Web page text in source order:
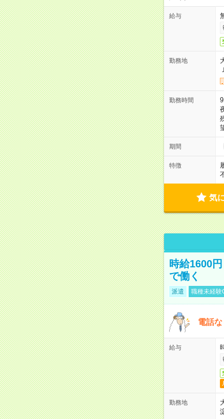
給与
勤務地
勤務時間
期間
特徴
気
時給1600
で働く
派遣 職種未経験
電話
給与
勤務地